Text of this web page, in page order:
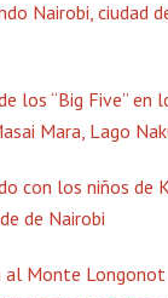
Nairobi, ciudad
los “Big Five” en
Mara, Lago
con los niños de
de Nairobi
al Monte Longonot